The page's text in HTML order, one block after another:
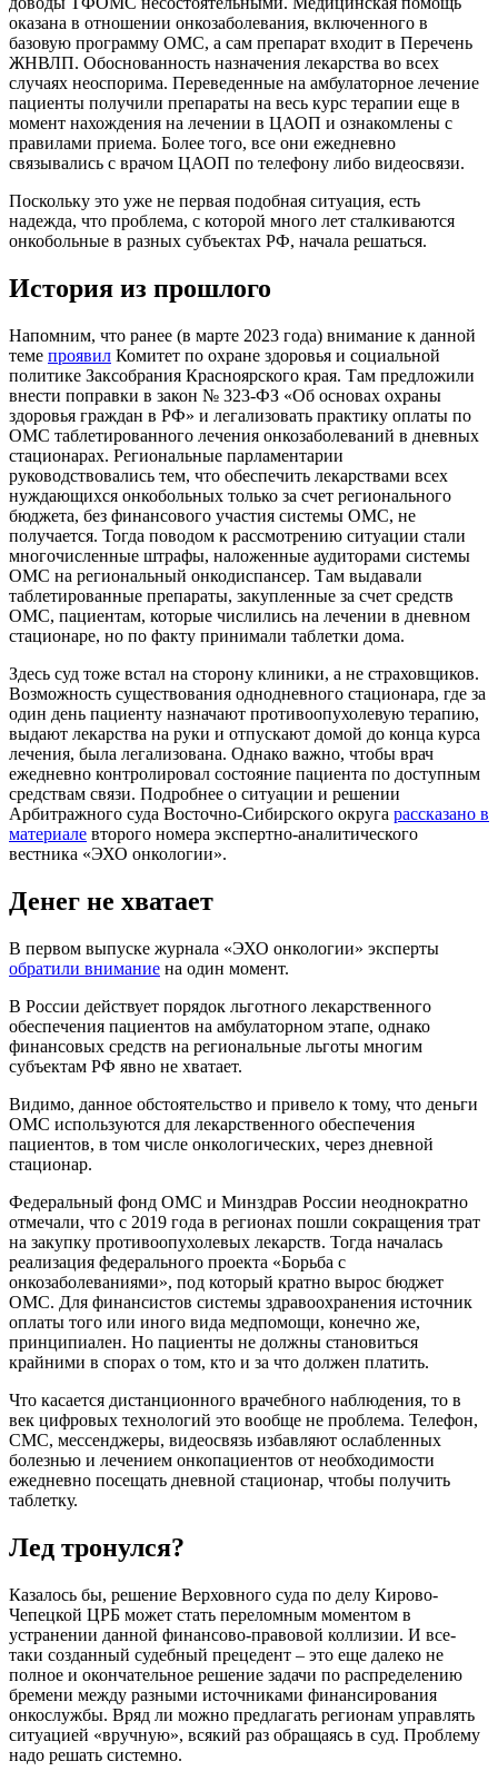
оказана в отношении онкозаболевания, включенного в
базовую программу ОМС, а сам препарат входит в Перечень
ЖНВЛП. Обоснованность назначения лекарства во всех
случаях неоспорима. Переведенные на амбулаторное лечение
пациенты получили препараты на весь курс терапии еще в
момент нахождения на лечении в ЦАОП и ознакомлены с
правилами приема. Более того, все они ежедневно
связывались с врачом ЦАОП по телефону либо видеосвязи.
Поскольку это уже не первая подобная ситуация, есть
надежда, что проблема, с которой много лет сталкиваются
онкобольные в разных субъектах РФ, начала решаться.
История из прошлого
Напомним, что ранее (в марте 2023 года) внимание к данной
теме проявил Комитет по охране здоровья и социальной
политике Заксобрания Красноярского края. Там предложили
внести поправки в закон № 323-ФЗ «Об основах охраны
здоровья граждан в РФ» и легализовать практику оплаты по
ОМС таблетированного лечения онкозаболеваний в дневных
стационарах. Региональные парламентарии
руководствовались тем, что обеспечить лекарствами всех
нуждающихся онкобольных только за счет регионального
бюджета, без финансового участия системы ОМС, не
получается. Тогда поводом к рассмотрению ситуации стали
многочисленные штрафы, наложенные аудиторами системы
ОМС на региональный онкодиспансер. Там выдавали
таблетированные препараты, закупленные за счет средств
ОМС, пациентам, которые числились на лечении в дневном
стационаре, но по факту принимали таблетки дома.
Здесь суд тоже встал на сторону клиники, а не страховщиков.
Возможность существования однодневного стационара, где за
один день пациенту назначают противоопухолевую терапию,
выдают лекарства на руки и отпускают домой до конца курса
лечения, была легализована. Однако важно, чтобы врач
ежедневно контролировал состояние пациента по доступным
средствам связи. Подробнее о ситуации и решении
Арбитражного суда Восточно-Сибирского округа рассказано в
материале второго номера экспертно-аналитического
вестника «ЭХО онкологии».
Денег не хватает
В первом выпуске журнала «ЭХО онкологии» эксперты
обратили внимание на один момент.
В России действует порядок льготного лекарственного
обеспечения пациентов на амбулаторном этапе, однако
финансовых средств на региональные льготы многим
субъектам РФ явно не хватает.
Видимо, данное обстоятельство и привело к тому, что деньги
ОМС используются для лекарственного обеспечения
пациентов, в том числе онкологических, через дневной
стационар.
Федеральный фонд ОМС и Минздрав России неоднократно
отмечали, что с 2019 года в регионах пошли сокращения трат
на закупку противоопухолевых лекарств. Тогда началась
реализация федерального проекта «Борьба с
онкозаболеваниями», под который кратно вырос бюджет
ОМС. Для финансистов системы здравоохранения источник
оплаты того или иного вида медпомощи, конечно же,
принципиален. Но пациенты не должны становиться
крайними в спорах о том, кто и за что должен платить.
Что касается дистанционного врачебного наблюдения, то в
век цифровых технологий это вообще не проблема. Телефон,
СМС, мессенджеры, видеосвязь избавляют ослабленных
болезнью и лечением онкопациентов от необходимости
ежедневно посещать дневной стационар, чтобы получить
таблетку.
Лед тронулся?
Казалось бы, решение Верховного суда по делу Кирово-
Чепецкой ЦРБ может стать переломным моментом в
устранении данной финансово-правовой коллизии. И все-
таки созданный судебный прецедент – это еще далеко не
полное и окончательное решение задачи по распределению
бремени между разными источниками финансирования
онкослужбы. Вряд ли можно предлагать регионам управлять
ситуацией «вручную», всякий раз обращаясь в суд. Проблему
надо решать системно.